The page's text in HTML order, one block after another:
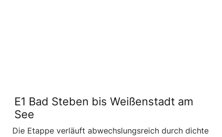
E1 Bad Steben bis Weißenstadt am
See
Die Etappe verläuft abwechslungsreich durch dichte